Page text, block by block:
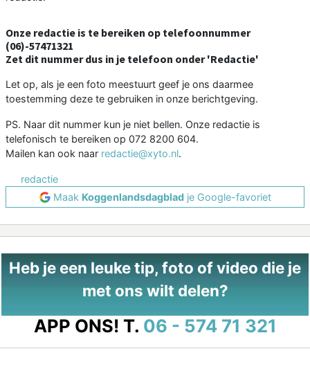
Onze redactie is te bereiken op telefoonnummer
(06)-57471321
Zet dit nummer dus in je telefoon onder 'Redactie'
Let op, als je een foto meestuurt geef je ons daarmee
toestemming deze te gebruiken in onze berichtgeving.
PS. Naar dit nummer kun je niet bellen. Onze redactie is
telefonisch te bereiken op 072 8200 604.
Mailen kan ook naar redactie@xyto.nl.
redactie
Maak Koggenlandsdagbladje Google-favoriet
Heb je een leuke tip, foto of video die je
met ons wilt delen?
APP ONS! T. 06 - 574 71 321